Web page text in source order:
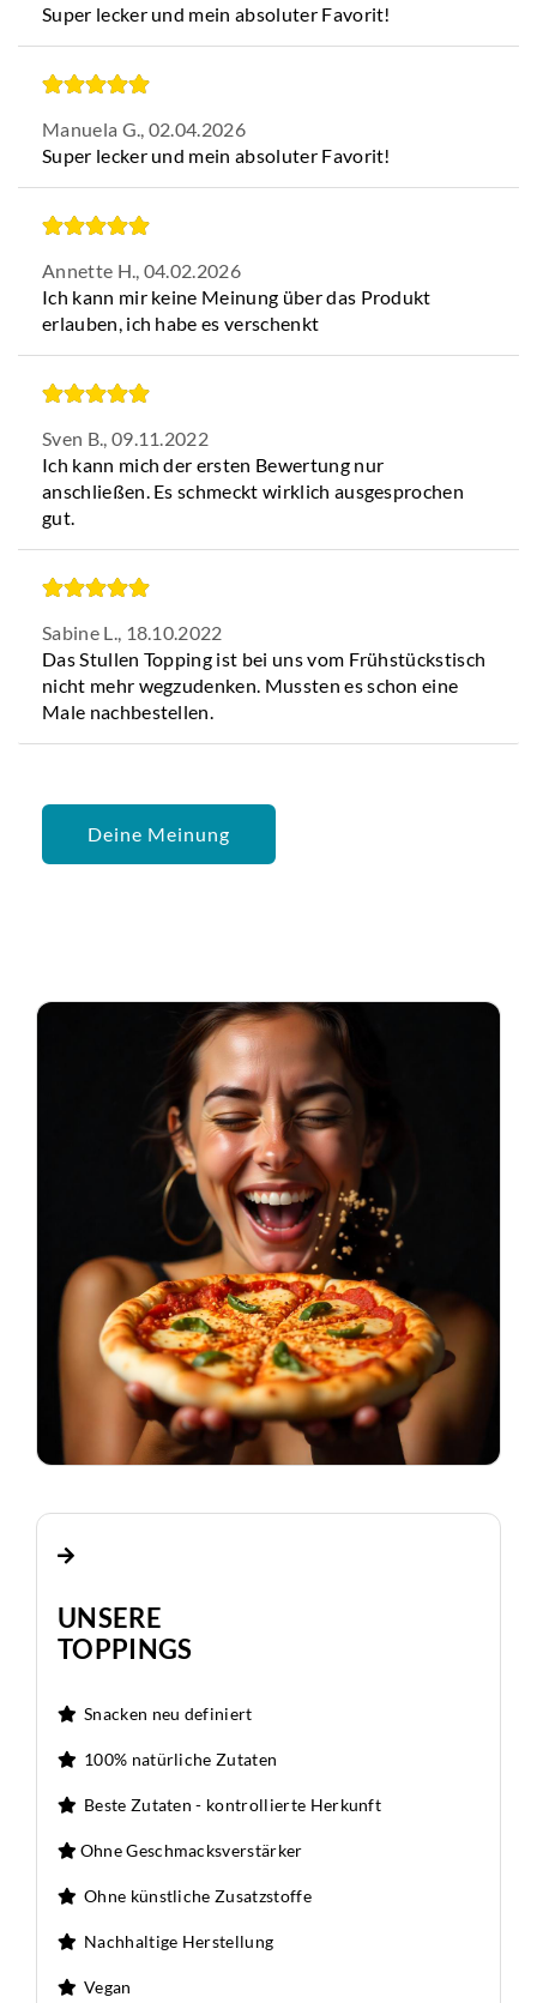
Super lecker und mein absoluter Favorit!
Manuela G., 02.04.2026
Super lecker und mein absoluter Favorit!
Annette H., 04.02.2026
Ich kann mir keine Meinung über das Produkt
erlauben, ich habe es verschenkt
Sven B., 09.11.2022
Ich kann mich der ersten Bewertung nur
anschließen. Es schmeckt wirklich ausgesprochen
gut.
Sabine L.,
18.10.2022
Das Stullen Topping ist bei uns vom Frühstückstisch
nicht mehr wegzudenken. Mussten es schon eine
Male nachbestellen.
Deine Meinung
UNSERE
TOPPINGS
Snacken neu definiert
100% natürliche Zutaten
Beste Zutaten - kontrollierte Herkunft
Ohne Geschmacksverstärker
Ohne künstliche Zusatzstoffe
Nachhaltige Herstellung
Vegan